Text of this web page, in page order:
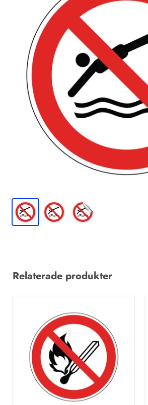
Relaterade produkter